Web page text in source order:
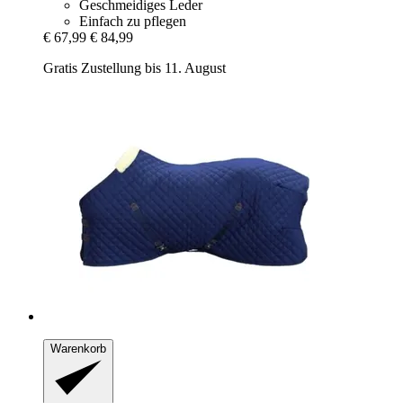
Geschmeidiges Leder
Einfach zu pflegen
€ 67,99 € 84,99
Gratis Zustellung bis 11. August
Warenkorb